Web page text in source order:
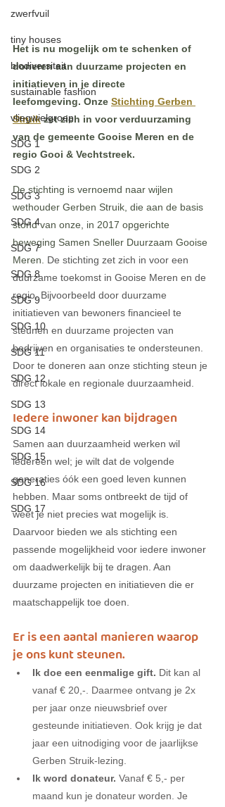
zwerfvuil
tiny houses
biodiversiteit
sustainable fashion
vliegwielgroep
SDG 1
SDG 2
SDG 3
SDG 4
SDG 7
SDG 8
SDG 9
SDG 10
SDG 11
SDG 12
SDG 13
SDG 14
SDG 15
SDG 16
SDG 17
Het is nu mogelijk om te schenken of
doneren aan duurzame projecten en
initiatieven in je directe
leefomgeving. Onze Stichting Gerben
Struik zet zich in voor verduurzaming
van de gemeente Gooise Meren en de
regio Gooi & Vechtstreek.
De stichting is vernoemd naar wijlen
wethouder Gerben Struik, die aan de basis
stond van onze, in 2017 opgerichte
beweging Samen Sneller Duurzaam Gooise
Meren. De stichting zet zich in voor een
duurzame toekomst in Gooise Meren en de
regio. Bijvoorbeeld door duurzame
initiatieven van bewoners financieel te
steunen en duurzame projecten van
bedrijven en organisaties te ondersteunen.
Door te doneren aan onze stichting steun je
direct lokale en regionale duurzaamheid.
Iedere inwoner kan bijdragen
Samen aan duurzaamheid werken wil
iedereen wel; je wilt dat de volgende
generaties óók een goed leven kunnen
hebben.
Maar soms ontbreekt de tijd of
weet je niet precies wat mogelijk is.
Daarvoor bieden we als stichting een
passende mogelijkheid voor iedere inwoner
om daadwerkelijk bij te dragen. Aan
duurzame projecten en initiatieven die er
maatschappelijk toe doen.
Er is een aantal manieren waarop
je ons kunt steunen.
Ik doe een eenmalige gift. Dit kan al
vanaf € 20,-. Daarmee ontvang je 2x
per jaar onze nieuwsbrief over
gesteunde initiatieven. Ook krijg je dat
jaar een uitnodiging voor de jaarlijkse
Gerben Struik-lezing.
Ik word donateur. Vanaf € 5,- per
maand kun je donateur worden. Je